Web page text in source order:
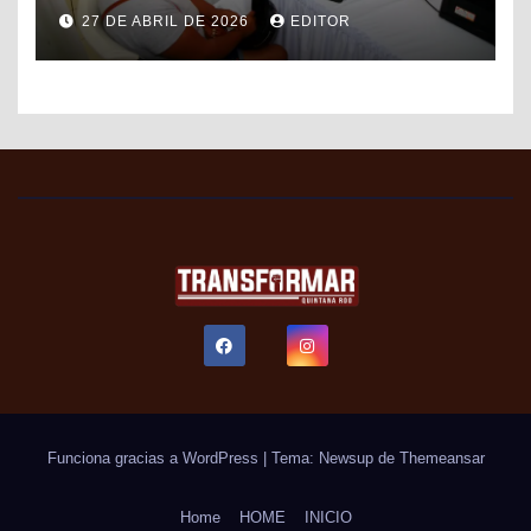
DE FORMALIZACIÓN Y
PROGRESO DEL SAT PARA
FACILITAR TRÁMITES FISCALES
27 DE ABRIL DE 2026 EDITOR
Funciona gracias a WordPress | Tema: Newsup de Themeansar
Home HOME INICIO